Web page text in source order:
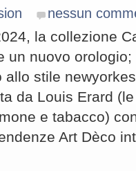
nessun
la collezione
un nuovo
stile
da Louis Erard
e tabacco)
Art Dèco